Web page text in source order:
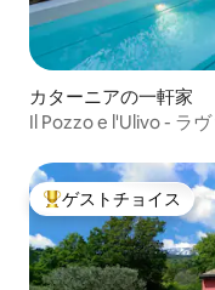
カターニアの一軒家
Il Pozzo e l'Ulivo - ラ
大好評のゲストチョ
ゲストチョイス